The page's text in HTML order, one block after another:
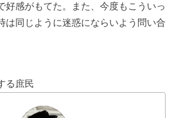
好感がもてた。また、今度もこういっ
は同じように迷惑にならいよう問い合
る庶民